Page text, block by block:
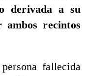
derivada a su
ambos recintos
fallecida